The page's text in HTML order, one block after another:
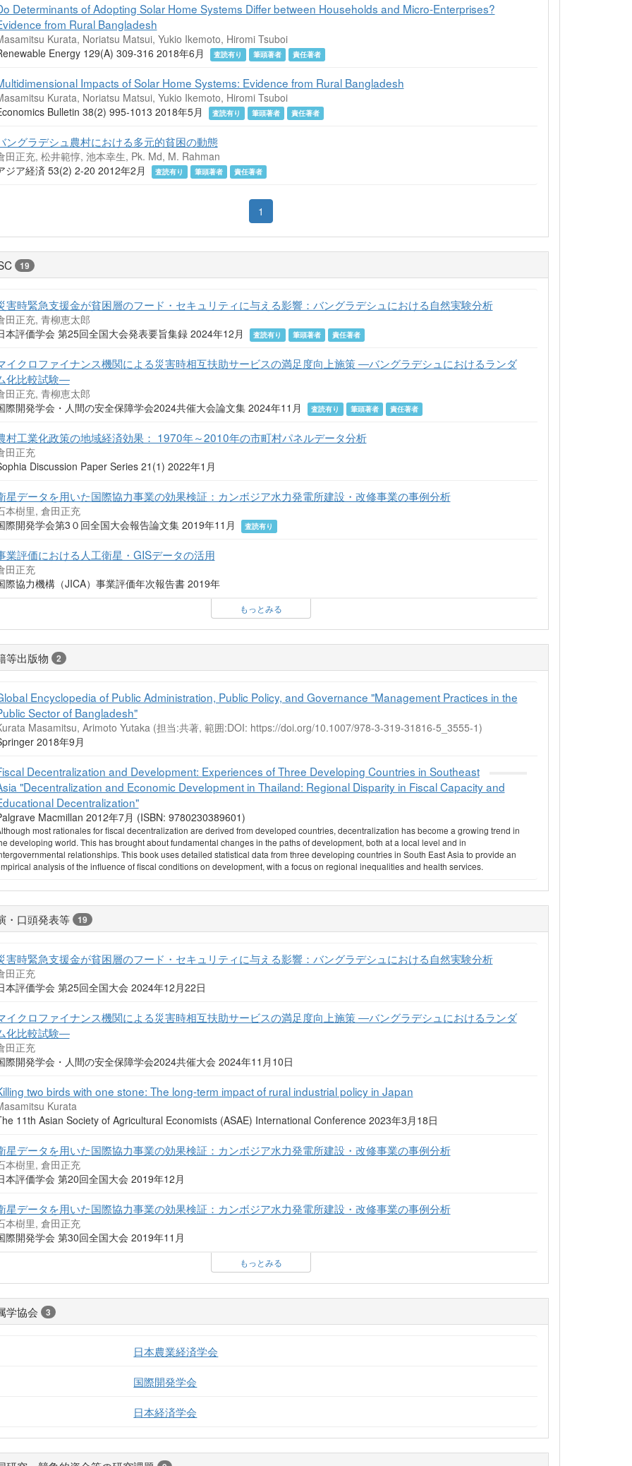
Determinants of Adopting Solar Home Systems Differ between Households and Micro-Enterprises?
from Rural Bangladesh
Kurata, Noriatsu Matsui, Yukio Ikemoto, Hiromi Tsuboi
Energy 129(A) 309-316 2018年6月
査読有り 筆頭著者 責任著者
Impacts of Solar Home Systems: Evidence from Rural Bangladesh
Kurata, Noriatsu Matsui, Yukio Ikemoto, Hiromi Tsuboi
Bulletin 38(2) 995-1013 2018年5月
査読有り 筆頭著者 責任著者
ングラデシュ農村における多元的貧困の動態
田正充, 松井範惇, 池本幸生, Pk. Md, M. Rahman
ジア経済 53(2) 2-20 2012年2月
査読有り 筆頭著者 責任著者
1
19
害時緊急支援金が貧困層のフード・セキュリティに与える影響：バングラデシュにおける自然実験分析
田正充, 青柳恵太郎
本評価学会 第25回全国大会発表要旨集録 2024年12月
査読有り 筆頭著者 責任著者
イクロファイナンス機関による災害時相互扶助サービスの満足度向上施策 ―バングラデシュにおけるランダ
化比較試験―
田正充, 青柳恵太郎
際開発学会・人間の安全保障学会2024共催大会論文集 2024年11月
査読有り 筆頭著者 責任著者
村工業化政策の地域経済効果： 1970年～2010年の市町村パネルデータ分析
田正充
Discussion Paper Series 21(1) 2022年1月
星データを用いた国際協力事業の効果検証：カンボジア水力発電所建設・改修事業の事例分析
本樹里, 倉田正充
際開発学会第3０回全国大会報告論文集 2019年11月
査読有り
業評価における人工衛星・GISデータの活用
田正充
際協力機構（JICA）事業評価年次報告書 2019年
もっとみる
等出版物 2
Encyclopedia of Public Administration, Public Policy, and Governance "Management Practices in the
Sector of Bangladesh"
Masamitsu, Arimoto Yutaka (担当:共著, 範囲:DOI: https://doi.org/10.1007/978-3-319-31816-5_3555-1)
2018年9月
Decentralization and Development: Experiences of Three Developing Countries in Southeast
"Decentralization and Economic Development in Thailand: Regional Disparity in Fiscal Capacity and
Decentralization"
Macmillan 2012年7月 (ISBN: 9780230389601)
most rationales for fiscal decentralization are derived from developed countries, decentralization has become a growing trend in
developing world. This has brought about fundamental changes in the paths of development, both at a local level and in
relationships. This book uses detailed statistical data from three developing countries in South East Asia to provide an
analysis of the influence of fiscal conditions on development, with a focus on regional inequalities and health services.
・口頭発表等 19
害時緊急支援金が貧困層のフード・セキュリティに与える影響：バングラデシュにおける自然実験分析
田正充
本評価学会 第25回全国大会 2024年12月22日
イクロファイナンス機関による災害時相互扶助サービスの満足度向上施策 ―バングラデシュにおけるランダ
化比較試験―
田正充
際開発学会・人間の安全保障学会2024共催大会 2024年11月10日
two birds with one stone: The long-term impact of rural industrial policy in Japan
Kurata
11th Asian Society of Agricultural Economists (ASAE) International Conference 2023年3月18日
星データを用いた国際協力事業の効果検証：カンボジア水力発電所建設・改修事業の事例分析
本樹里, 倉田正充
本評価学会 第20回全国大会 2019年12月
星データを用いた国際協力事業の効果検証：カンボジア水力発電所建設・改修事業の事例分析
本樹里, 倉田正充
際開発学会 第30回全国大会 2019年11月
もっとみる
学協会 3
日本農業経済学会
国際開発学会
日本経済学会